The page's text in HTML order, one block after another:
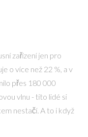
zařízení jen pro
o více než 22 %, a v
přes 180 000
vlnu - tito lidé si
nestačí. A to i když